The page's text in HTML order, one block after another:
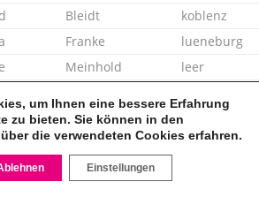
Bleidt
koblenz
Franke
lueneburg
Meinhold
leer
Riedel
Klein
mainz
Gerkens
um Ihnen eine bessere Erfahrung
zu bieten. Sie können in den
die verwendeten Cookies erfahren.
Einstellungen